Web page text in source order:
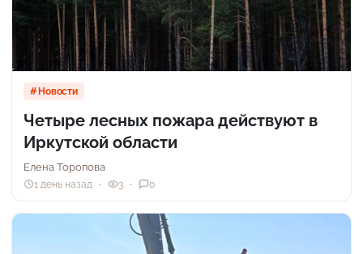
Новости
Четыре лесных пожара действуют в
Иркутской области
Елена Торопова
1 день назад 3 0